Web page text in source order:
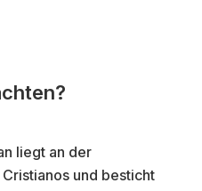
liegt an der
und besticht